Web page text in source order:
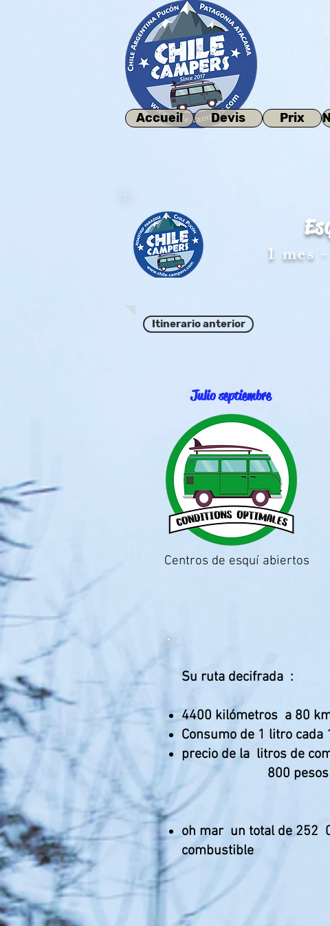
Accueil Devis Prix
1 mes
Itinerario anterior
Centros de esquí abiertos
Julio septiembre
Su ruta decifrada :
4400 kilómetros a 80
Consumo de 1 litro cada
precio de la litros de
800
oh mar un total de 252
combustible